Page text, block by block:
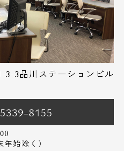
3-3品川ステーションビル
8155
始除く）